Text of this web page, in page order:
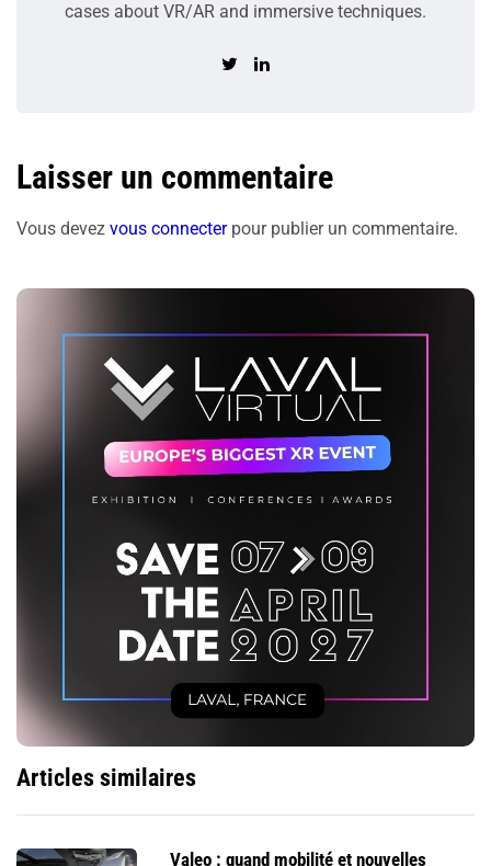
cases about VR/AR and immersive techniques.
Laisser un commentaire
Vous devez vous connecterpour publier un commentaire.
Articles similaires
Valeo : quand mobilité et nouvelles